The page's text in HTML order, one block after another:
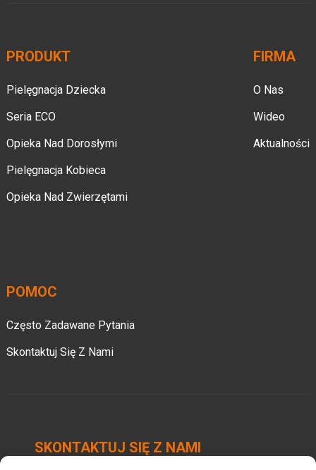
PRODUKT
Pielęgnacja Dziecka
Seria ECO
Opieka Nad Dorosłymi
Pielęgnacja Kobieca
Opieka Nad Zwierzętami
FIRMA
O Nas
Wideo
Aktualności
POMOC
Często Zadawane Pytania
Skontaktuj Się Z Nami
SKONTAKTUJ SIĘ Z NAMI